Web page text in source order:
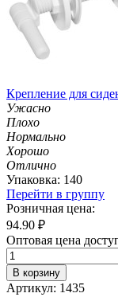
Крепление для
Ужасно
Плохо
Нормально
Хорошо
Отлично
Упаковка: 140
Перейти в группу
Розничная цена:
94.90 ₽
Оптовая цена
В корзину
Артикул: 1435